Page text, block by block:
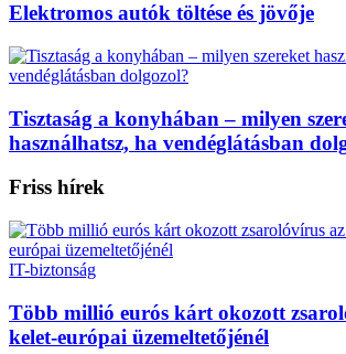
Elektromos autók töltése és jövője
Tisztaság a konyhában – milyen
használhatsz, ha vendéglátásban
Friss hírek
IT-biztonság
Több millió eurós kárt okozott
kelet-európai üzemeltetőjénél